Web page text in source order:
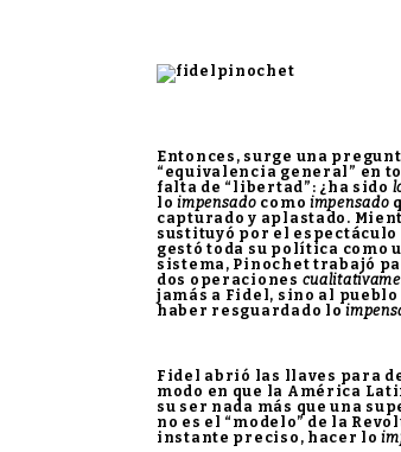
Entonces, surge una
“equivalencia general” en
falta de “libertad”: ¿ha sido
loimpensado como impensado
capturado y aplastado.
sustituyó por el
gestó toda su política
sistema, Pinochet trabajó
dos operaciones
jamás a Fidel, sino al pueblo
haber resguardado lo
Fidel abrió las llaves para
modo en que la América
su ser nada más que una
no es el “modelo” de la
instante preciso, hacer lo